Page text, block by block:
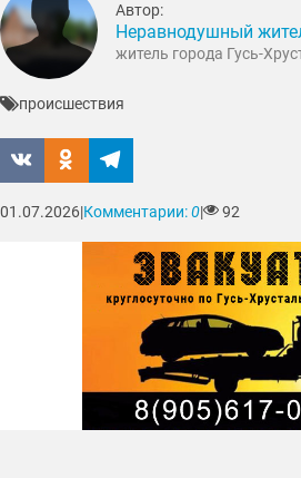
Автор:
Неравнодушный
житель города Гусь-
происшествия
01.07.2026|Комментарии:0| 92